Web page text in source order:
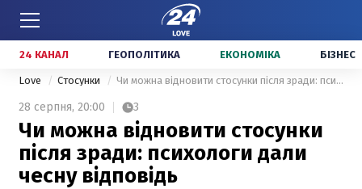
24 КАНАЛ ГЕОПОЛІТИКА ЕКОНОМІКА БІЗНЕС
Love Стосунки Чи можна відновити стосунки після зради: психологи дали чесну відповідь
28 серпня, 20:00 3
Чи можна відновити стосунки
після зради: психологи дали
чесну відповідь